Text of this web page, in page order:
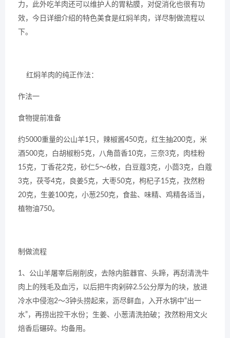
力，此外吃羊肉还可以维护人的胃粘膜，对促消化也很有功
效，今日详细介绍的特色美食是红焖羊肉，详尽制做流程以
下。
红焖羊肉的纯正作法：
作法一
食物提前准备
约5000重量的公山羊1只，辣椒酱450克，红生抽200克，米
酒500克，白胡椒粉5克，八角茴香10克，三奈3克，肉桂粉
15克，丁香花2克，砂仁5～6枚，白豆蔻3克，小茴3克，白蔻
3克，茯苓4克，良姜5克，大枣50克，枸杞子15克，孜然粉
20克，生姜100克，小葱250克，食盐、味精、鸡精各适当，
植物油750。
制做流程
1、公山羊屠宰后剐削皮，去除内脏器官、头蹄，再刮清洗牛
肉上的残毛及血污，以后把牛肉剁碎2.5公分厚为的块，放进
冷水中侵泡2～3钟头捞起来，沥尽鲜血，入开水锅中“出一
水”，再捞出控干水份；生姜、小葱清洗拍破；孜然粉用文火
焙香后碾碎。均备用。